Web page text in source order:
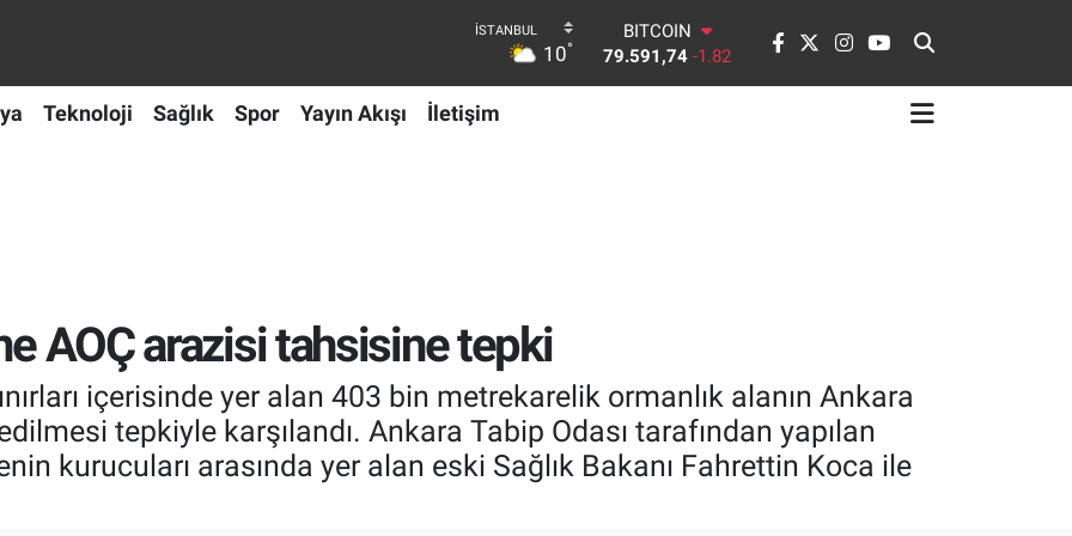
10°
BITCOIN
79.591,74 -1.82
DOLAR
Teknoloji Sağlık Spor Yayın Akışı İletişim
AOÇ arazisi tahsisine tepki
içerisinde yer alan 403 bin metrekarelik ormanlık alanın Ankara
tepkiyle karşılandı. Ankara Tabip Odası tarafından yapılan
kurucuları arasında yer alan eski Sağlık Bakanı Fahrettin Koca ile